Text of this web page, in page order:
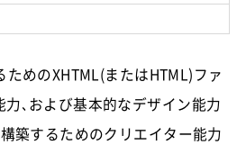
めのXHTML(またはHTML)ファ
､および基本的なデザイン能力
築するためのクリエイター能力